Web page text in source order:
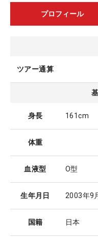
プロフィール
ツアー通算
身長 161cm
体重
血液型 O型
生年月日 2003年9
国籍 日本